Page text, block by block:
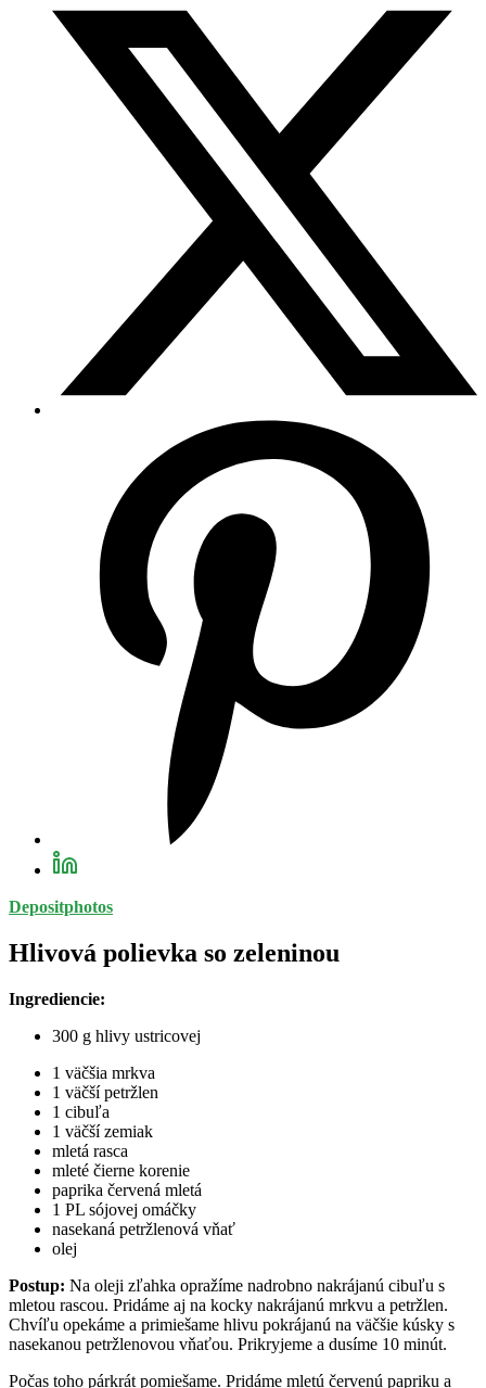
Depositphotos
Hlivová polievka so zeleninou
Ingrediencie:
300 g hlivy ustricovej
1 väčšia mrkva
1 väčší petržlen
1 cibuľa
1 väčší zemiak
mletá rasca
mleté čierne korenie
paprika červená mletá
1 PL sójovej omáčky
nasekaná petržlenová vňať
olej
Postup: Na oleji zľahka opražíme nadrobno nakrájanú cibuľu s
mletou rascou. Pridáme aj na kocky nakrájanú mrkvu a petržlen.
Chvíľu opekáme a primiešame hlivu pokrájanú na väčšie kúsky s
nasekanou petržlenovou vňaťou. Prikryjeme a dusíme 10 minút.
Počas toho párkrát pomiešame. Pridáme mletú červenú papriku a